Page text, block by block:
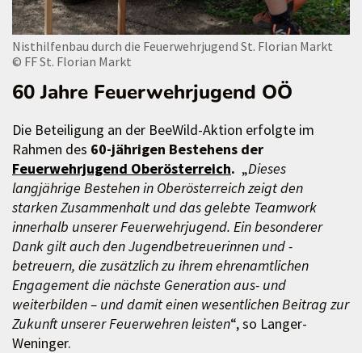
Nisthilfenbau durch die Feuerwehrjugend St. Florian Markt
© FF St. Florian Markt
60 Jahre Feuerwehrjugend OÖ
Die Beteiligung an der BeeWild-Aktion erfolgte im
Rahmen des 60-jährigen Bestehens der
Feuerwehrjugend Oberösterreich. „Dieses
langjährige Bestehen in Oberösterreich zeigt den
starken Zusammenhalt und das gelebte Teamwork
innerhalb unserer Feuerwehrjugend. Ein besonderer
Dank gilt auch den Jugendbetreuerinnen und -
betreuern, die zusätzlich zu ihrem ehrenamtlichen
Engagement die nächste Generation aus- und
weiterbilden – und damit einen wesentlichen Beitrag zur
Zukunft unserer Feuerwehren leisten“, so Langer-
Weninger.